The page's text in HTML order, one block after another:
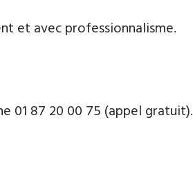
et avec professionnalisme.
01 87 20 00 75 (appel gratuit).